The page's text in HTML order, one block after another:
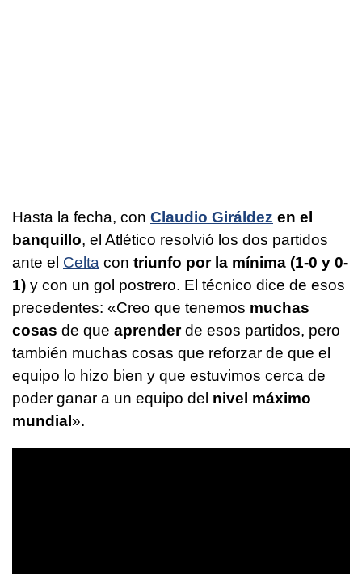
Hasta la fecha, con Claudio Giráldez en el
banquillo, el Atlético resolvió los dos partidos
ante el Celta con triunfo por la mínima (1-0 y 0-
1) y con un gol postrero. El técnico dice de esos
precedentes: «Creo que tenemos muchas
cosas de que aprenderde esos partidos, pero
también muchas cosas que reforzar de que el
equipo lo hizo bien y que estuvimos cerca de
poder ganar a un equipo del nivel máximo
mundial».